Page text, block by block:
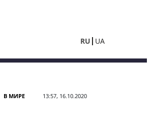
RU UA
В МИРЕ 13:57, 16.10.2020